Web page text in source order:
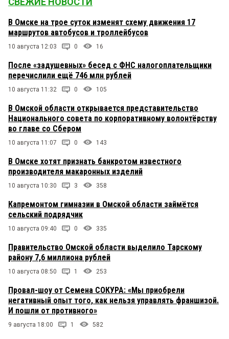
В Омске на трое суток изменят схему движения 17
маршрутов автобусов и троллейбусов
10 августа 12:03 0 16
После «задушевных» бесед с ФНС налогоплательщики
перечислили ещё 746 млн рублей
10 августа 11:32 0 105
В Омской области открывается представительство
Национального совета по корпоративному волонтёрству
во главе со Сбером
10 августа 11:07 0 143
В Омске хотят признать банкротом известного
производителя макаронных изделий
10 августа 10:30 3 358
Капремонтом гимназии в Омской области займётся
сельский подрядчик
10 августа 09:40 0 335
Правительство Омской области выделило Тарскому
району 7,6 миллиона рублей
10 августа 08:50 1 253
Провал-шоу от Семена СОКУРА: «Мы приобрели
негативный опыт того, как нельзя управлять франшизой.
И пошли от противного»
9 августа 18:00 1 582